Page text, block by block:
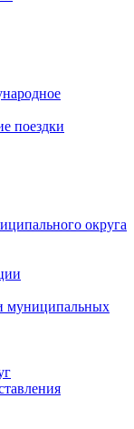
поездки
округа
муниципальных